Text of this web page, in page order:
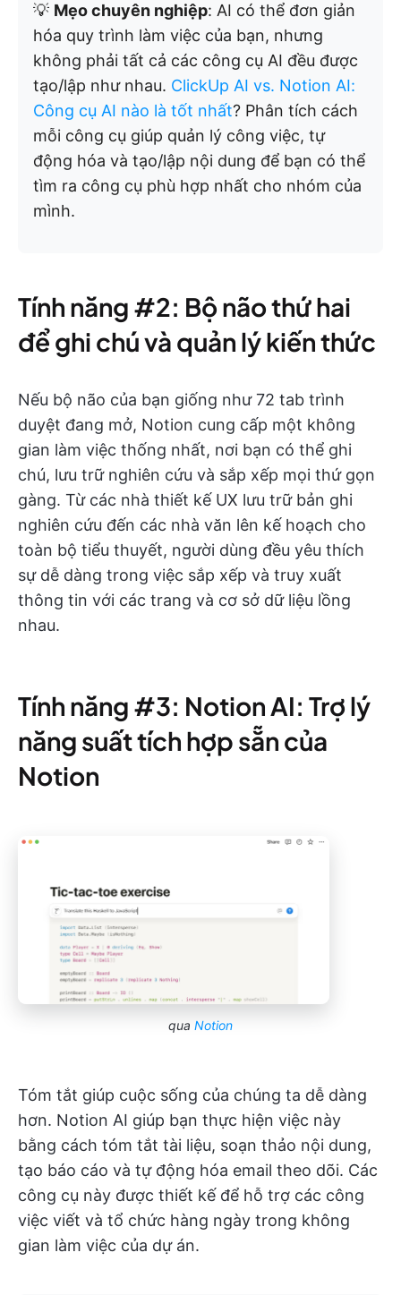
💡 Mẹo chuyên nghiệp: AI có thể đơn giản
hóa quy trình làm việc của bạn, nhưng
không phải tất cả các công cụ AI đều được
tạo/lập như nhau. ClickUp AI vs. Notion AI:
Công cụ AI nào là tốt nhất? Phân tích cách
mỗi công cụ giúp quản lý công việc, tự
động hóa và tạo/lập nội dung để bạn có thể
tìm ra công cụ phù hợp nhất cho nhóm của
mình.
Tính năng #2: Bộ não thứ hai
để ghi chú và quản lý kiến thức
Nếu bộ não của bạn giống như 72 tab trình
duyệt đang mở, Notion cung cấp một không
gian làm việc thống nhất, nơi bạn có thể ghi
chú, lưu trữ nghiên cứu và sắp xếp mọi thứ gọn
gàng. Từ các nhà thiết kế UX lưu trữ bản ghi
nghiên cứu đến các nhà văn lên kế hoạch cho
toàn bộ tiểu thuyết, người dùng đều yêu thích
sự dễ dàng trong việc sắp xếp và truy xuất
thông tin với các trang và cơ sở dữ liệu lồng
nhau.
Tính năng #3: Notion AI: Trợ lý
năng suất tích hợp sẵn của
Notion
qua Notion
Tóm tắt giúp cuộc sống của chúng ta dễ dàng
hơn. Notion AI giúp bạn thực hiện việc này
bằng cách tóm tắt tài liệu, soạn thảo nội dung,
tạo báo cáo và tự động hóa email theo dõi. Các
công cụ này được thiết kế để hỗ trợ các công
việc viết và tổ chức hàng ngày trong không
gian làm việc của dự án.